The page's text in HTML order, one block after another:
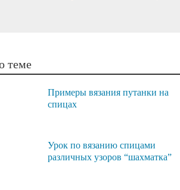
теме
Примеры вязания путанки на
спицах
Урок по вязанию спицами
различных узоров “шахматка”